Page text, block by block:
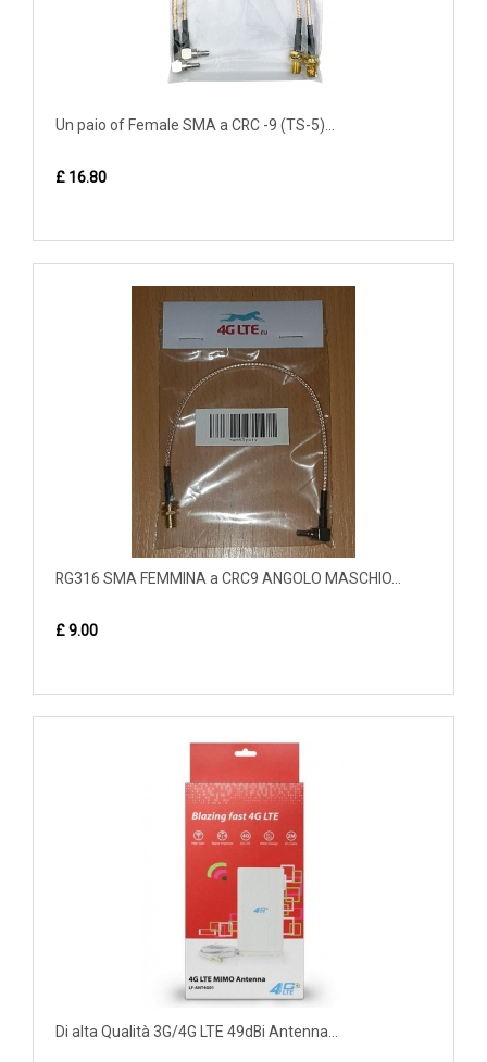
Un paio of Female SMA a CRC -9 (TS-5)...
£ 16.80
RG316 SMA FEMMINA a CRC9 ANGOLO MASCHIO...
£ 9.00
Di alta Qualità 3G/4G LTE 49dBi Antenna...